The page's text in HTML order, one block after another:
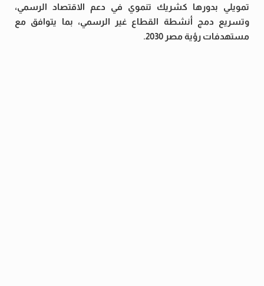
تمويلي بدورها كشريك تنموي في دعم الاقتصاد الرسمي،
وتسريع دمج أنشطة القطاع غير الرسمي، بما يتوافق مع
مستهدفات رؤية مصر 2030.